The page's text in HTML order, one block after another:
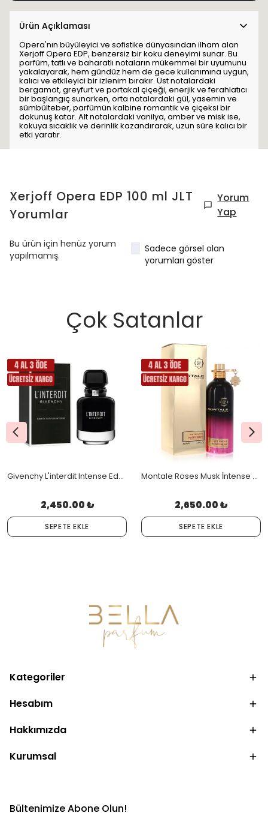
Ürün Açıklaması
Opera'nın büyüleyici ve sofistike dünyasından ilham alan
Xerjoff Opera EDP, benzersiz bir koku deneyimi sunar. Bu
parfüm, tatlı ve baharatlı notaların mükemmel bir uyumunu
yakalayarak, hem gündüz hem de gece kullanımına uygun,
kalıcı ve etkileyici bir izlenim bırakır. Üst notalardaki
bergamot, greyfurt ve portakal çiçeği, enerjik ve ferahlatıcı
bir başlangıç sunarken, orta notalardaki gül, yasemin ve
sümbülteber, parfümün kalbine romantik ve çiçeksi bir
dokunuş katar. Alt notalardaki vanilya, amber ve misk ise,
kokuya sıcaklık ve derinlik kazandırarak, uzun süre kalıcı bir
etki yaratır.
Xerjoff Opera EDP 100 ml JLT
Yorumlar
Yorum
Yap
Bu ürün için henüz yorum
yapılmamış.
Sadece görsel olan
yorumları göster
Çok Satanlar
Givenchy L'interdit Intense Edp 80 ML Orjinal Kutulu
2,450.00 ₺
SEPETE EKLE
Montale Roses Musk İntense Edp 100 Ml Orjinal Kutulu
2,650.00 ₺
SEPETE EKLE
Kategoriler
Hesabım
Hakkımızda
Kurumsal
Bültenimize Abone Olun!